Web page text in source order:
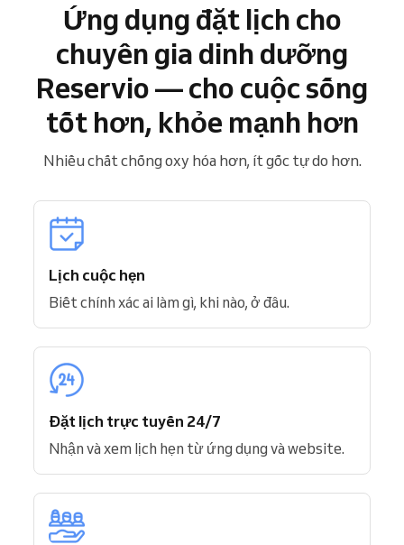
Ứng dụng đặt lịch cho
chuyên gia dinh dưỡng
Reservio — cho cuộc sống
tốt hơn, khỏe mạnh hơn
Nhiều chất chống oxy hóa hơn, ít gốc tự do hơn.
Lịch cuộc hẹn
Biết chính xác ai làm gì, khi nào, ở đâu.
Đặt lịch trực tuyến 24/7
Nhận và xem lịch hẹn từ ứng dụng và website.